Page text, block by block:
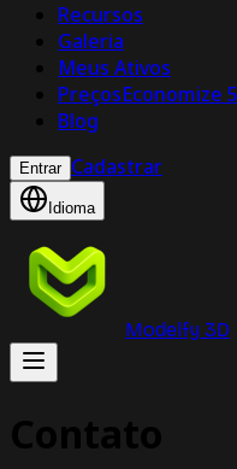
Recursos
Galeria
Meus Ativos
PreçosEconomize
Blog
Entrar Cadastrar
Idioma
Modelfy 3D
Contato